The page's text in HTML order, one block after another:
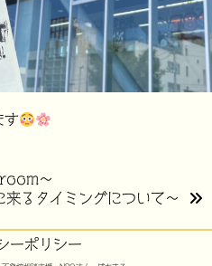
す
～
るタイミングについて～
ーポリシー